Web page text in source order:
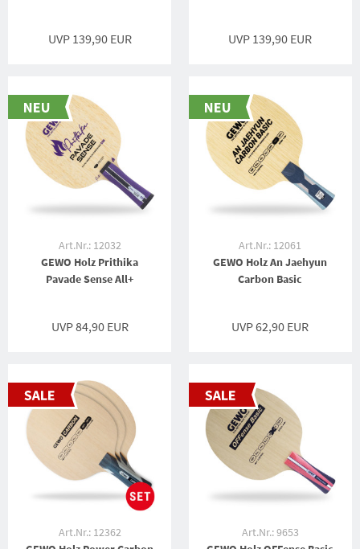
UVP 139,90 EUR UVP 139,90 EUR
Art.Nr.: 12032
GEWO Holz Prithika
Pavade Sense All+
UVP 84,90 EUR
Art.Nr.: 12061
GEWO Holz An Jaehyun
Carbon Basic
UVP 62,90 EUR
Art.Nr.: 12362
Art.Nr.: 9653